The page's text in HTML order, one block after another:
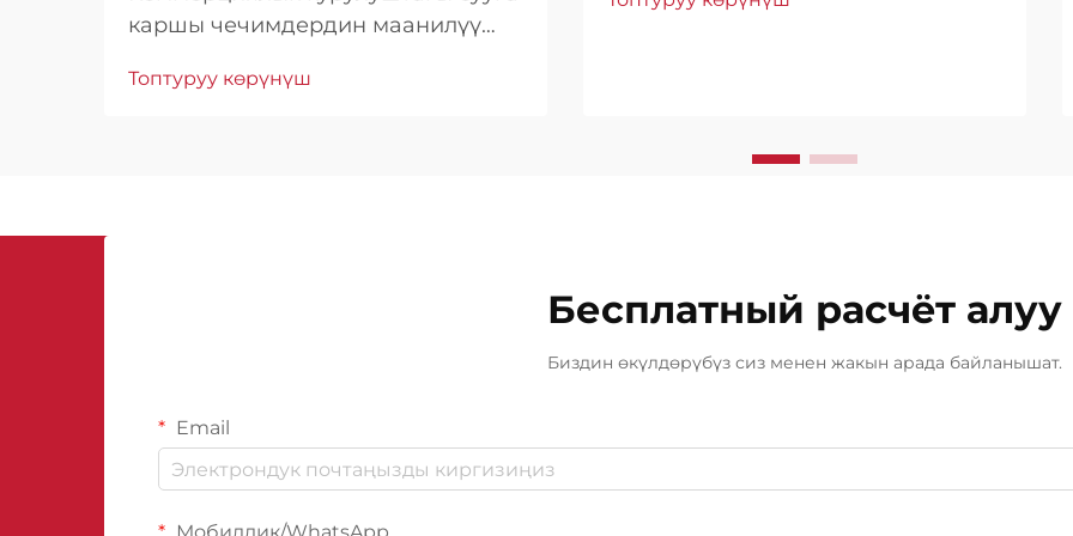
каршы чечимдердин маанилүү
имараттар айрым дареге ээ
Топтуруу көрүнүш
иштешине жана чыгымдарга
Бесплатный расчёт алуу
Биздин өкүлдөрүбүз сиз менен жакын арада байланышат.
Email